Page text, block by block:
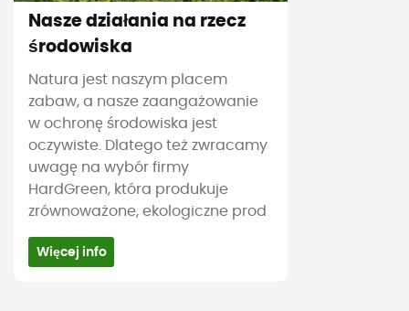
Nasze działania na rzecz
środowiska
Natura jest naszym placem
zabaw, a nasze zaangażowanie
w ochronę środowiska jest
oczywiste. Dlatego też zwracamy
uwagę na wybór firmy
HardGreen, która produkuje
zrównoważone, ekologiczne prod
Więcej info